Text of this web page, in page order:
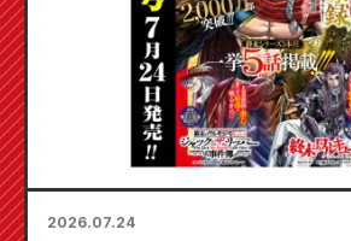
2026.07.24